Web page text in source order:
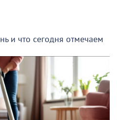
и что сегодня отмечаем